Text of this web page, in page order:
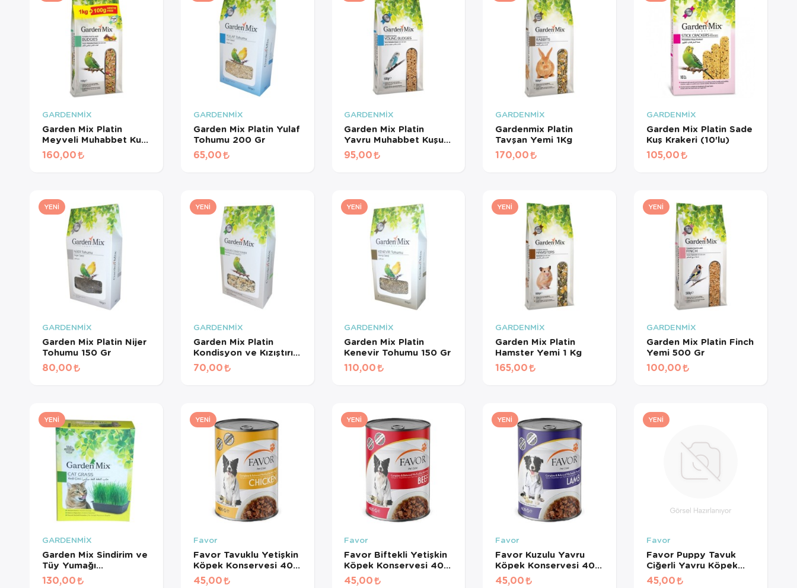
GARDENMİX
Garden Mix Platin
Meyveli Muhabbet Kuş
Yemi 1.1 Kg
160,00
GARDENMİX
Garden Mix Platin Yulaf
Tohumu 200 Gr
65,00
GARDENMİX
Garden Mix Platin
Yavru Muhabbet Kuşu
Yemi 500 Gr
95,00
GARDENMİX
Gardenmix Platin
Tavşan Yemi 1Kg
170,00
GARDENMİX
Garden Mix Platin Sade
Kuş Krakeri (10'lu)
105,00
YENI
GARDENMİX
Garden Mix Platin Nijer
Tohumu 150 Gr
80,00
YENI
GARDENMİX
Garden Mix Platin
Kondisyon ve Kızıştırıcı
Yem 150 Gr
70,00
YENI
GARDENMİX
Garden Mix Platin
Kenevir Tohumu 150 Gr
110,00
YENI
GARDENMİX
Garden Mix Platin
Hamster Yemi 1 Kg
165,00
YENI
GARDENMİX
Garden Mix Platin Finch
Yemi 500 Gr
100,00
YENI
GARDENMİX
Garden Mix Sindirim ve
Tüy Yumağı
Destekleyen Kedi Çimi
130,00
YENI
Favor
Favor Tavuklu Yetişkin
Köpek Konservesi 400
Gr
45,00
YENI
Favor
Favor Biftekli Yetişkin
Köpek Konservesi 400
Gr
45,00
YENI
Favor
Favor Kuzulu Yavru
Köpek Konservesi 400
Gr
45,00
YENI
Favor
Favor Puppy Tavuk
Ciğerli Yavru Köpek
Konservesi 400 Gr
45,00